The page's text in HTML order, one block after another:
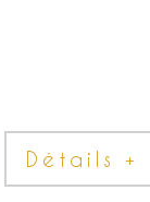
Détails +